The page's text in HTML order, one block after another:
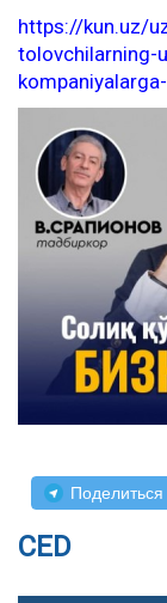
https://kun.uz/
tolovchilarning-
Поделиться
CED